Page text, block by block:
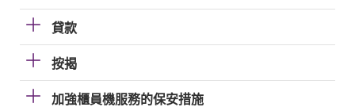
貸款
按揭
加強櫃員機服務的保安措施